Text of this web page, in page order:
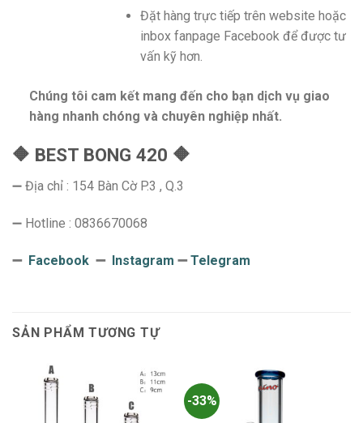
Đặt hàng trực tiếp trên website hoặc
inbox fanpage Facebook để được tư
vấn kỹ hơn.
Chúng tôi cam kết mang đến cho bạn dịch vụ giao
hàng nhanh chóng và chuyên nghiệp nhất.
🔶 BEST BONG 420 🔶
➖ Địa chỉ : 154 Bàn Cờ P.3 , Q.3
➖ Hotline : 0836670068
➖ Facebook ➖ Instagram ➖Telegram
SẢN PHẨM TƯƠNG TỰ
-33%